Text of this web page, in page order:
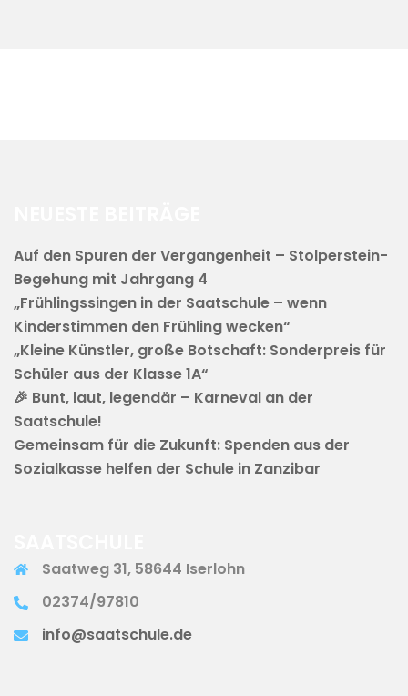
Auf den Spuren der Vergangenheit – Stolperstein-
Begehung mit Jahrgang 4
„Frühlingssingen in der Saatschule – wenn
Kinderstimmen den Frühling wecken“
„Kleine Künstler, große Botschaft: Sonderpreis für
Schüler aus der Klasse 1A“
🎉 Bunt, laut, legendär – Karneval an der
Saatschule!
Gemeinsam für die Zukunft: Spenden aus der
Sozialkasse helfen der Schule in Zanzibar
Saatweg 31, 58644 Iserlohn
02374/97810
info@saatschule.de